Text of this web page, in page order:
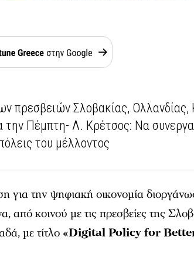
πρεσβειών Σλοβακίας, Ολλανδίας,
την Πέμπτη- Λ. Κρέτσος: Να
του μέλλοντος
για την ψηφιακή οικονομία
από κοινού με τις πρεσβείες της
με τίτλο «Digital Policy for